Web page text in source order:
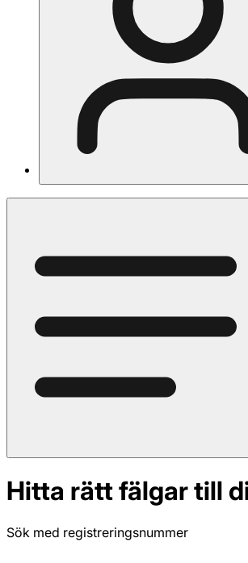
Hitta rätt fälgar till
Sök med registreringsnummer